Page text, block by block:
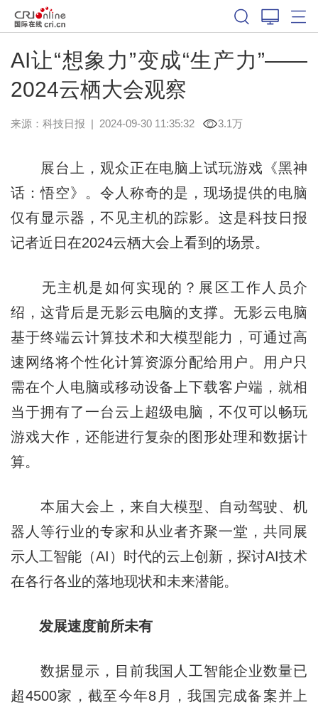
AI让“想象力”变成“生产力”——
2024云栖大会观察
来源： 科技日报 | 2024-09-30 11:35:32 3.1万
展台上，观众正在电脑上试玩游戏《黑神
话：悟空》。令人称奇的是，现场提供的电脑
仅有显示器，不见主机的踪影。这是科技日报
记者近日在2024云栖大会上看到的场景。
无主机是如何实现的？展区工作人员介
绍，这背后是无影云电脑的支撑。无影云电脑
基于终端云计算技术和大模型能力，可通过高
速网络将个性化计算资源分配给用户。用户只
需在个人电脑或移动设备上下载客户端，就相
当于拥有了一台云上超级电脑，不仅可以畅玩
游戏大作，还能进行复杂的图形处理和数据计
算。
本届大会上，来自大模型、自动驾驶、机
器人等行业的专家和从业者齐聚一堂，共同展
示人工智能（AI）时代的云上创新，探讨AI技术
在各行各业的落地现状和未来潜能。
发展速度前所未有
数据显示，目前我国人工智能企业数量已
超4500家，截至今年8月，我国完成备案并上